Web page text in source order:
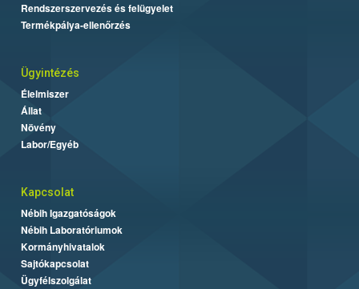
Rendszerszervezés és felügyelet
Termékpálya-ellenőrzés
Ügyintézés
Élelmiszer
Állat
Növény
Labor/Egyéb
Kapcsolat
Nébih Igazgatóságok
Nébih Laboratóriumok
Kormányhivatalok
Sajtókapcsolat
Ügyfélszolgálat